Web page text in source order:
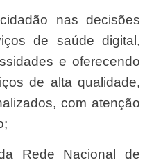
de saúde digital,
e oferecendo
de alta qualidade,
com atenção